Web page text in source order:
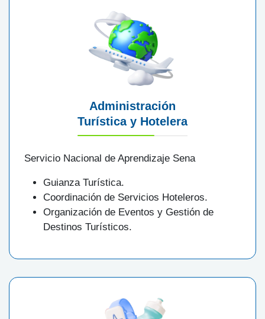
Administración
Turística y Hotelera
Servicio Nacional de Aprendizaje Sena
Guianza Turística.
Coordinación de Servicios Hoteleros.
Organización de Eventos y Gestión de
Destinos Turísticos.